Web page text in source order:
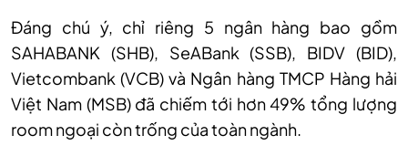
Đáng chú ý, chỉ riêng 5 ngân hàng bao gồm
SAHABANK (SHB), SeABank (SSB), BIDV (BID),
Vietcombank(VCB) và Ngân hàng TMCP Hàng hải
Việt Nam (MSB) đã chiếm tới hơn 49% tổng lượng
room ngoại còn trống của toàn ngành.